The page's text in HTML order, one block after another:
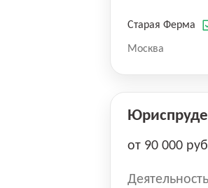
товаров по
SKU,
Старая Ферма
Москва
от 90 000